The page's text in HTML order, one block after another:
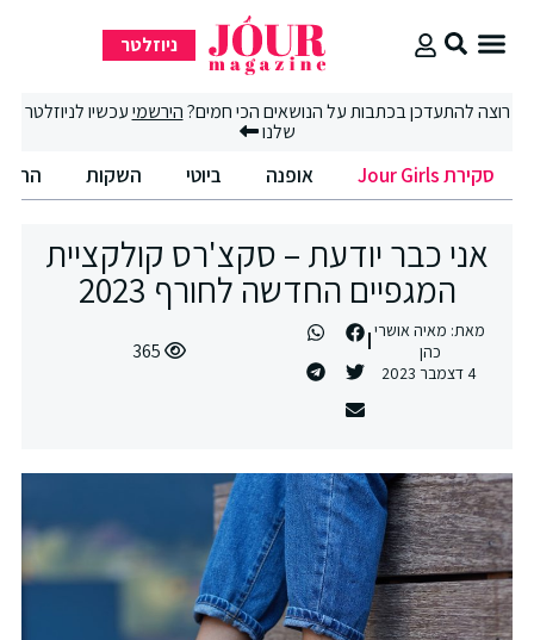
ניוזלטר
להתעדכן בכתבות על הנושאים הכי חמים?הירשמיעכשיו לניוזלטר
שלנו
סקירת Jour Girls אופנה ביוטי השקות החיים
אני כבר יודעת – סקצ'רס קולקציית
המגפיים החדשה לחורף 2023
מאת:מאיה אושרי